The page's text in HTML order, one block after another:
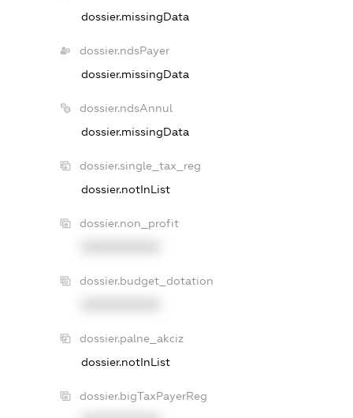
dossier.missingData
dossier.ndsPayer
dossier.missingData
dossier.ndsAnnul
dossier.missingData
dossier.single_tax_reg
dossier.notInList
dossier.non_profit
dossier.budget_dotation
dossier.palne_akciz
dossier.notInList
dossier.bigTaxPayerReg